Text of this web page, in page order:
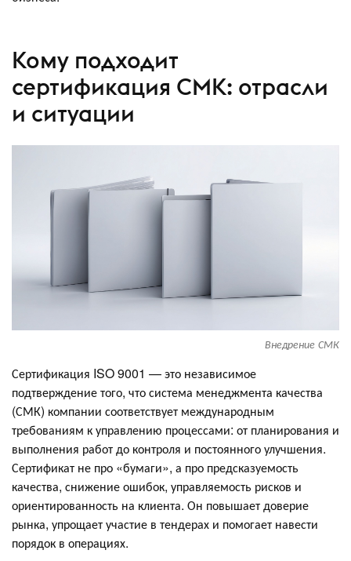
Кому подходит
сертификация СМК: отрасли
и ситуации
Внедрение СМК
Сертификация ISO 9001 — это независимое
подтверждение того, что система менеджмента качества
(СМК) компании соответствует международным
требованиям к управлению процессами: от планирования и
выполнения работ до контроля и постоянного улучшения.
Сертификат не про «бумаги», а про предсказуемость
качества, снижение ошибок, управляемость рисков и
ориентированность на клиента. Он повышает доверие
рынка, упрощает участие в тендерах и помогает навести
порядок в операциях.